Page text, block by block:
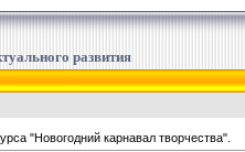
развития
"Новогодний карнавал творчества".